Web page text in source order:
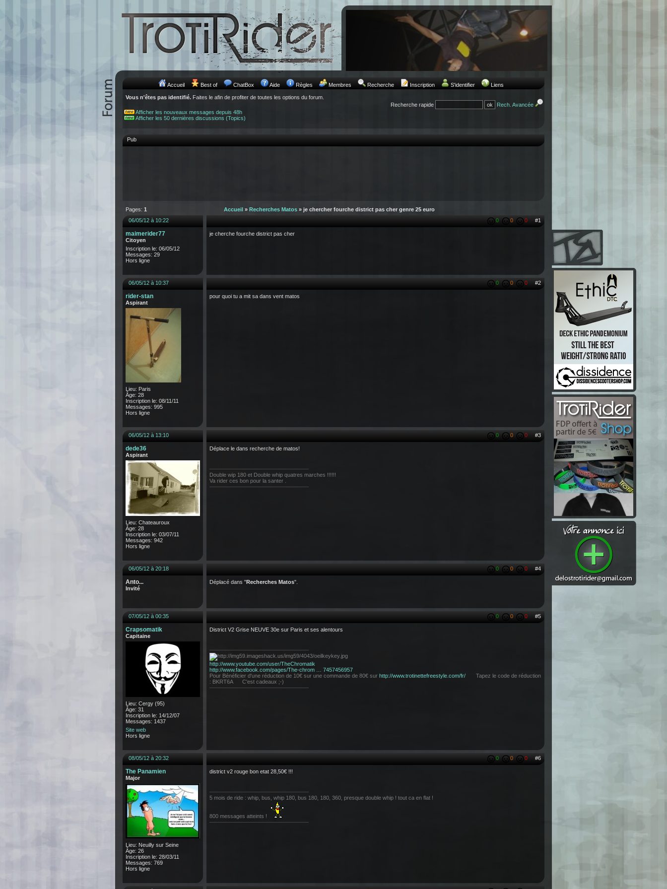
Accueil Best of ChatBox Aide Règles Membres Recherche Inscription S'identifier Liens
Vous n'êtes pas identifié. Faites le afin de profiter de toutes les options du forum.
Recherche rapide
Rech. Avancée
Afficher les nouveaux messages depuis 48h
Afficher les 50 dernières discussions (Topics)
Pub
Pages: 1 Accueil » Recherches Matos » je chercher fourche district pas cher genre 25 euro
0
0 0 #1
06/05/12 à 10:22
maimerider77
Citoyen
Inscription le: 06/05/12
Messages: 29
Hors ligne
je cherche fourche district pas cher
0 0 0 #2
06/05/12 à 10:37
rider-stan
Aspirant
Lieu: Paris
Âge: 28
Inscription le: 08/11/11
Messages: 995
Hors ligne
pour quoi tu a mit sa dans vent matos
0 0 0 #3
06/05/12 à 13:10
dede36
Aspirant
Lieu: Chateauroux
Âge: 28
Inscription le: 03/07/11
Messages: 942
Hors ligne
Déplace le dans recherche de matos!
Double wip 180 et Double whip quatres marches !!!!!!
Va rider ces bon pour la santer .
0 0 0 #4
06/05/12 à 20:18
Anto...
Invité
Déplacé dans "Recherches Matos".
0 0 0 #5
07/05/12 à 00:35
Crapsomatik
Capitaine
Lieu: Cergy (95)
Âge: 31
Inscription le: 14/12/07
Messages: 1437
Site web
Hors ligne
District V2 Grise NEUVE 30e sur Paris et ses alentours
http://www.youtube.com/user/TheChromatik
http://www.facebook.com/pages/The-chrom … 7457456957
Pour Bénéficier d'une réduction de 10€ sur une commande de 80€ sur http://www.trotinettefreestyle.com/fr/ Tapez le code de réduction
: BKRT6A C'est cadeaux ;-)
0 0 0 #6
08/05/12 à 20:32
The Panamien
Major
Lieu: Neuilly sur Seine
Âge: 26
Inscription le: 28/03/11
Messages: 769
Hors ligne
district v2 rouge bon etat 28,50€ !!!
5 mois de ride : whip, bus, whip 180, bus 180, 180, 360, presque double whip ! tout ca en flat !
800 messages atteints !